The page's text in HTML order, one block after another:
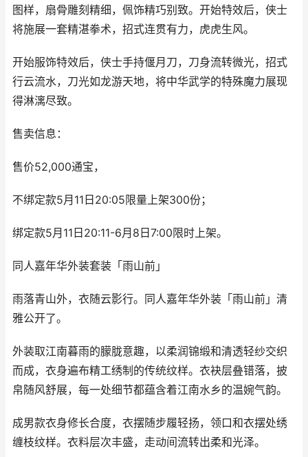
图样，扇骨雕刻精细，佩饰精巧别致。开始特效后，侠士
将施展一套精湛拳术，招式连贯有力，虎虎生风。
开始服饰特效后，侠士手持偃月刀，刀身流转微光，招式
行云流水，刀光如龙游天地，将中华武学的特殊魔力展现
得淋漓尽致。
售卖信息：
售价52,000通宝，
不绑定款5月11日20:05限量上架300份；
绑定款5月11日20:11-6月8日7:00限时上架。
同人嘉年华外装套装「雨山前」
雨落青山外，衣随云影行。同人嘉年华外装「雨山前」清
雅公开了。
外装取江南暮雨的朦胧意趣，以柔润锦缎和清透轻纱交织
而成，衣身遍布精工绣制的传统纹样。衣袂层叠错落，披
帛随风舒展，每一处细节都蕴含着江南水乡的温婉气韵。
成男款衣身修长合度，衣摆随步履轻扬，领口和衣摆处绣
缠枝纹样。衣料层次丰盛，走动间流转出柔和光泽。